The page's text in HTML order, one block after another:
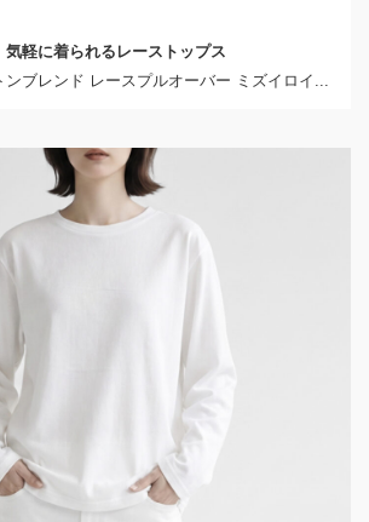
気軽に着られるレーストップス
ブレンド レースプルオーバー ミズイロイ...